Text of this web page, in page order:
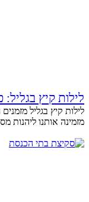
לילות קיץ
לילות קיץ בגליל
מזמינה אותנו ליהנות